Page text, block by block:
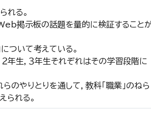
れる。
掲示板の話題を量的に検証すること
ついて考えている。
年生，３年生それぞれはその学習段階に
やりとりを通して，教科「職業」のねら
られる。